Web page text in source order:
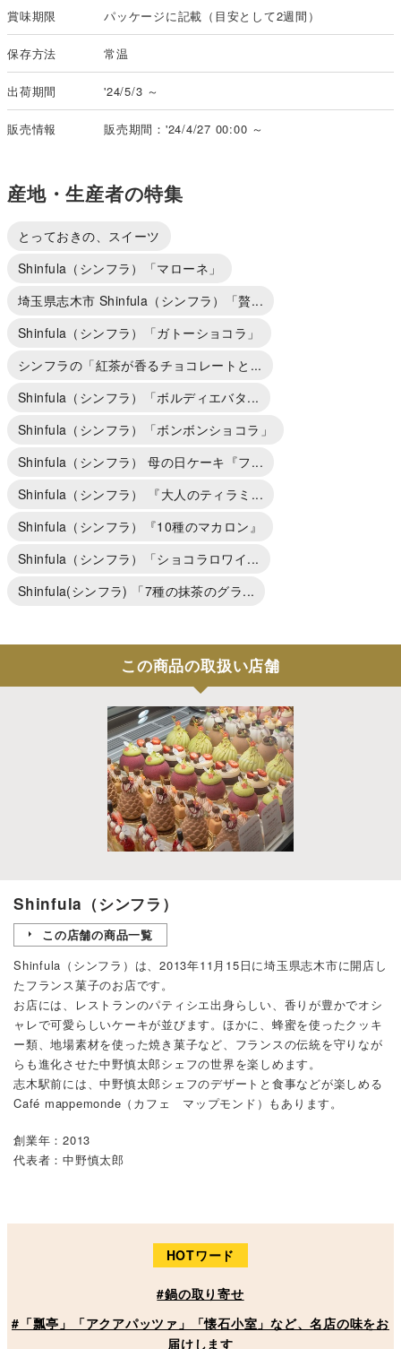
賞味期限 パッケージに記載（目安として2週間）
保存方法 常温
出荷期間 '24/5/3 ～
販売情報 販売期間：'24/4/27 00:00 ～
産地・生産者の特集
とっておきの、スイーツ
Shinfula（シンフラ）「マローネ」
埼玉県志木市 Shinfula（シンフラ）「贅...
Shinfula（シンフラ）「ガトーショコラ」
シンフラの「紅茶が香るチョコレートと...
Shinfula（シンフラ）「ボルディエバタ...
Shinfula（シンフラ）「ボンボンショコラ」
Shinfula（シンフラ） 母の日ケーキ『フ...
Shinfula（シンフラ） 『大人のティラミ...
Shinfula（シンフラ）『10種のマカロン』
Shinfula（シンフラ）「ショコラロワイ...
Shinfula(シンフラ) 「7種の抹茶のグラ...
この商品の取扱い店舗
Shinfula（シンフラ）
この店舗の商品一覧
Shinfula（シンフラ）は、2013年11月15日に埼玉県志木市に開店し
たフランス菓子のお店です。
お店には、レストランのパティシエ出身らしい、香りが豊かでオシ
ャレで可愛らしいケーキが並びます。ほかに、蜂蜜を使ったクッキ
ー類、地場素材を使った焼き菓子など、フランスの伝統を守りなが
らも進化させた中野慎太郎シェフの世界を楽しめます。
志木駅前には、中野慎太郎シェフのデザートと食事などが楽しめる
Café mappemonde（カフェ マップモンド）もあります。
創業年：2013
代表者：中野慎太郎
HOTワード
#鍋の取り寄せ
#「瓢亭」「アクアパッツァ」「懐石小室」など、名店の味をお
届けします